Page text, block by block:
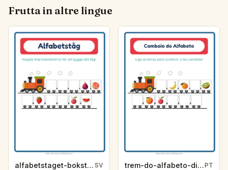
Frutta in altre lingue
alfabetstaget-bokstavsledtrad-frukter-2225 SV trem-do-alfabeto-dica-de-letra-frutas-4703PT